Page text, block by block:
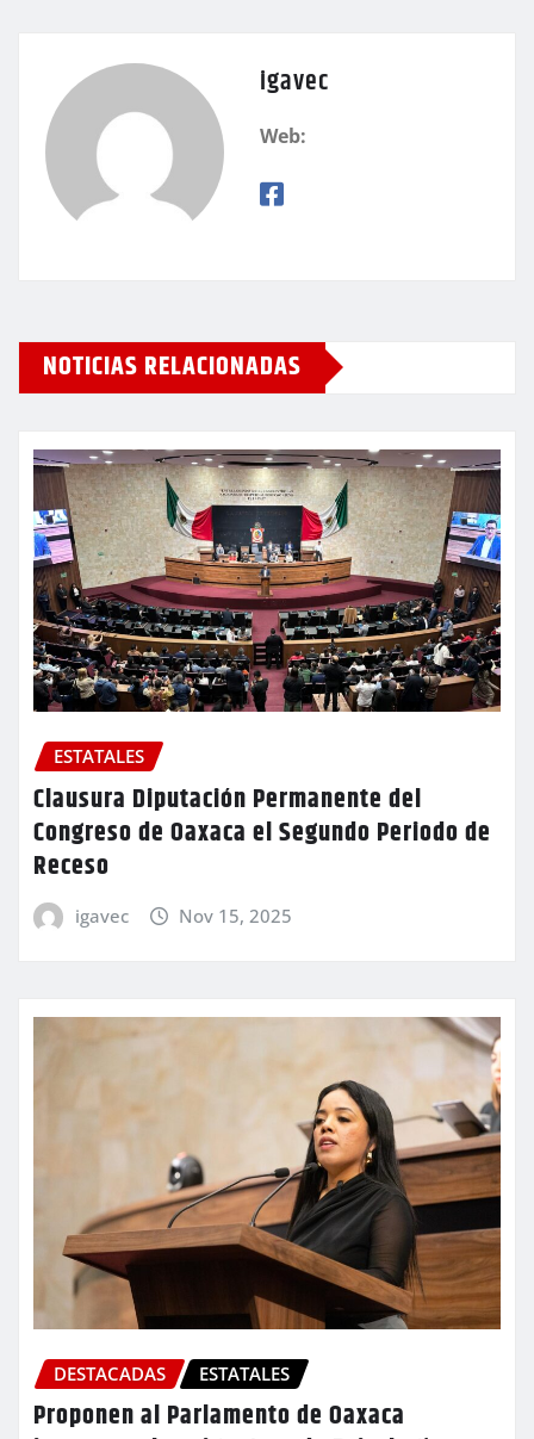
igavec
Web:
NOTICIAS RELACIONADAS
ESTATALES
Clausura Diputación Permanente del
Congreso de Oaxaca el Segundo Periodo de
Receso
igavec Nov 15, 2025
DESTACADAS ESTATALES
Proponen al Parlamento de Oaxaca